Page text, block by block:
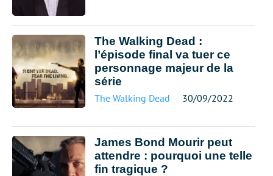
The Walking Dead :
l’épisode final va tuer ce
personnage majeur de la
série
The Walking Dead 30/09/2022
James Bond Mourir peut
attendre : pourquoi une telle
fin tragique ?